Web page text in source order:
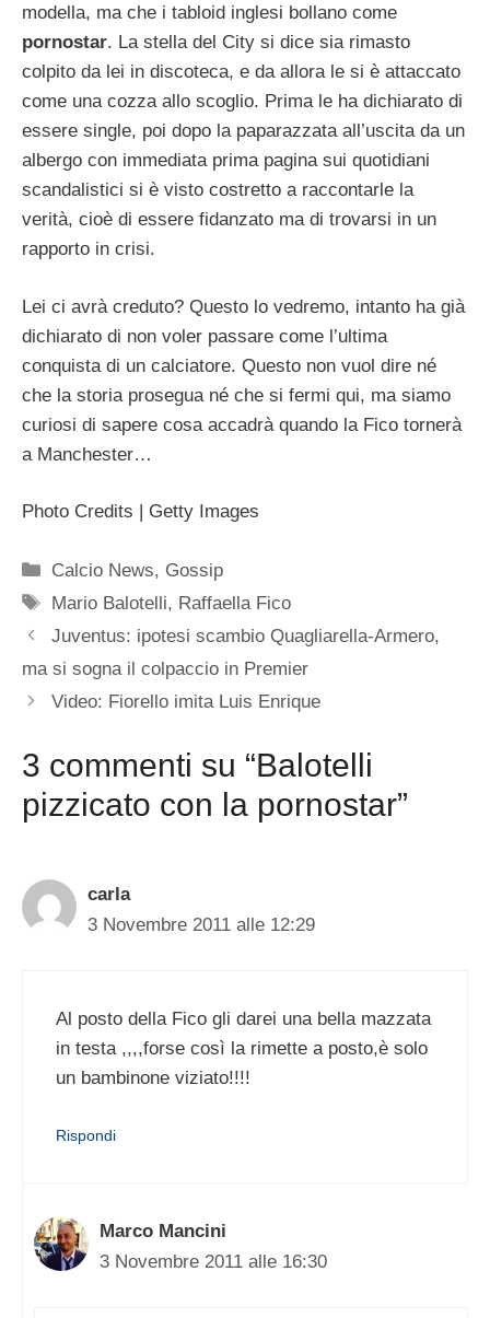
modella, ma che i tabloid inglesi bollano come
pornostar. La stella del City si dice sia rimasto
colpito da lei in discoteca, e da allora le si è attaccato
come una cozza allo scoglio. Prima le ha dichiarato di
essere single, poi dopo la paparazzata all’uscita da un
albergo con immediata prima pagina sui quotidiani
scandalistici si è visto costretto a raccontarle la
verità, cioè di essere fidanzato ma di trovarsi in un
rapporto in crisi.
Lei ci avrà creduto? Questo lo vedremo, intanto ha già
dichiarato di non voler passare come l’ultima
conquista di un calciatore. Questo non vuol dire né
che la storia prosegua né che si fermi qui, ma siamo
curiosi di sapere cosa accadrà quando la Fico tornerà
a Manchester…
Photo Credits | Getty Images
Categorie
Calcio News, Gossip
Tag
Mario Balotelli, Raffaella Fico
Juventus: ipotesi scambio Quagliarella-Armero,
ma si sogna il colpaccio in Premier
Video: Fiorello imita Luis Enrique
3 commenti su “Balotelli
pizzicato con la pornostar”
carla
3 Novembre 2011 alle 12:29
Al posto della Fico gli darei una bella mazzata
in testa ,,,,forse così la rimette a posto,è solo
un bambinone viziato!!!!
Rispondi
Marco Mancini
3 Novembre 2011 alle 16:30